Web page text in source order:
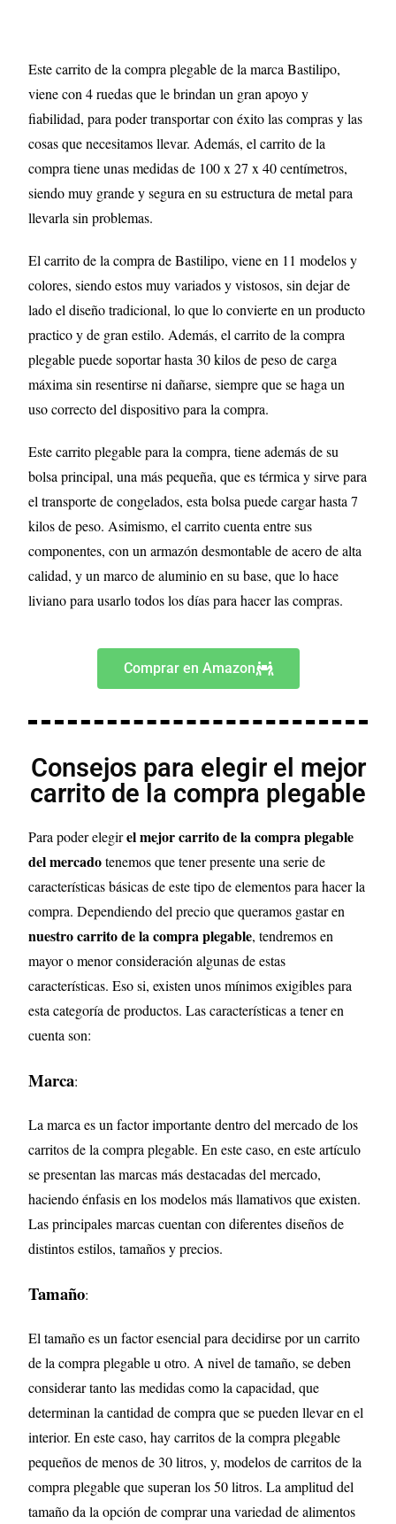
Este carrito de la compra plegable de la marca Bastilipo,
viene con 4 ruedas que le brindan un gran apoyo y
fiabilidad, para poder transportar con éxito las compras y las
cosas que necesitamos llevar. Además, el carrito de la
compra tiene unas medidas de 100 x 27 x 40 centímetros,
siendo muy grande y segura en su estructura de metal para
llevarla sin problemas.
El carrito de la compra de Bastilipo, viene en 11 modelos y
colores, siendo estos muy variados y vistosos, sin dejar de
lado el diseño tradicional, lo que lo convierte en un producto
practico y de gran estilo. Además, el carrito de la compra
plegable puede soportar hasta 30 kilos de peso de carga
máxima sin resentirse ni dañarse, siempre que se haga un
uso correcto del dispositivo para la compra.
Este carrito plegable para la compra, tiene además de su
bolsa principal, una más pequeña, que es térmica y sirve para
el transporte de congelados, esta bolsa puede cargar hasta 7
kilos de peso. Asimismo, el carrito cuenta entre sus
componentes, con un armazón desmontable de acero de alta
calidad, y un marco de aluminio en su base, que lo hace
liviano para usarlo todos los días para hacer las compras.
Comprar en Amazon
Consejos para elegir el mejor
carrito de la compra plegable
Para poder elegirel mejor carrito de la compra plegable
del mercadotenemos que tener presente una serie de
características básicas de este tipo de elementos para hacer la
compra. Dependiendo del precio que queramos gastar en
nuestro carrito de la compra plegable, tendremos en
mayor o menor consideración algunas de estas
características. Eso si, existen unos mínimos exigibles para
esta categoría de productos. Las características a tener en
cuenta son:
Marca:
La marca es un factor importante dentro del mercado de los
carritos de la compra plegable. En este caso, en este artículo
se presentan las marcas más destacadas del mercado,
haciendo énfasis en los modelos más llamativos que existen.
Las principales marcas cuentan con diferentes diseños de
distintos estilos, tamaños y precios.
Tamaño:
El tamaño es un factor esencial para decidirse por un carrito
de la compra plegable u otro. A nivel de tamaño, se deben
considerar tanto las medidas como la capacidad, que
determinan la cantidad de compra que se pueden llevar en el
interior. En este caso, hay carritos de la compra plegable
pequeños de menos de 30 litros, y, modelos de carritos de la
compra plegable que superan los 50 litros. La amplitud del
tamaño da la opción de comprar una variedad de alimentos